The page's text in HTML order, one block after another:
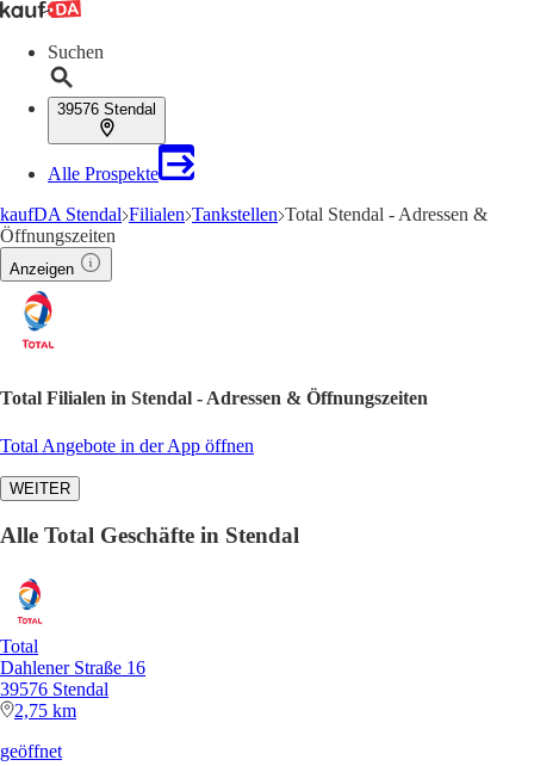
Suchen
39576 Stendal
Alle Prospekte
kaufDA Stendal Filialen Tankstellen Total Stendal - Adressen &
Öffnungszeiten
Anzeigen
Total Filialen in Stendal - Adressen & Öffnungszeiten
Total Angebote in der App öffnen
WEITER
Alle Total Geschäfte in Stendal
Total
Dahlener Straße 16
39576 Stendal
2,75 km
geöffnet